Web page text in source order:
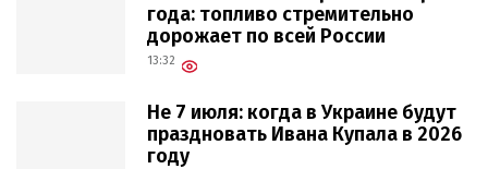
года: топливо стремительно
дорожает по всей России
13:32
Не 7 июля: когда в Украине будут
праздновать Ивана Купала в 2026
году